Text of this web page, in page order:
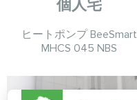
個人宅
ヒートポンプ BeeSmart
MHCS 045 NBS